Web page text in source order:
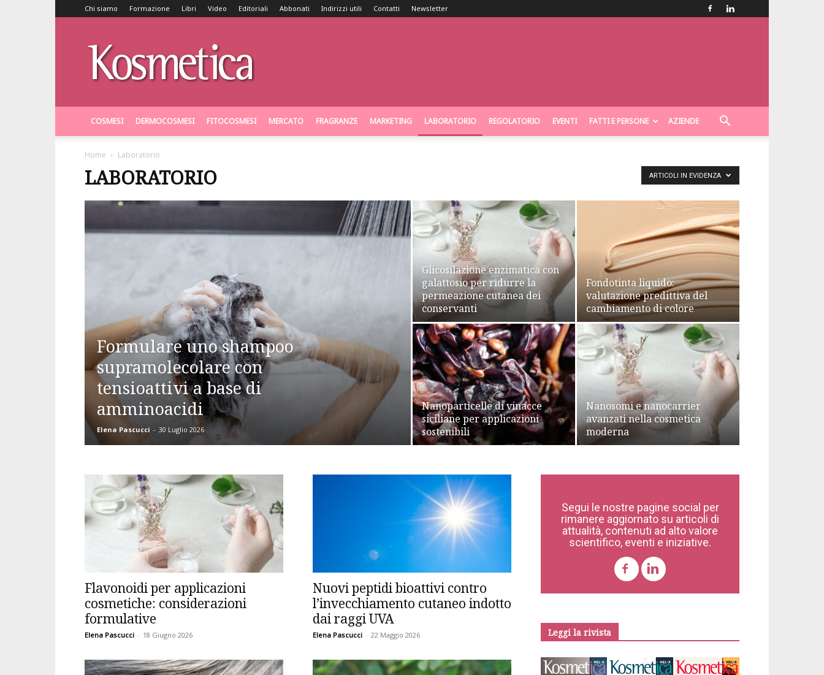
Chi siamo Formazione Libri Video Editoriali Abbonati Indirizzi utili Contatti Newsletter
COSMESI DERMOCOSMESI FITOCOSMESI MERCATO FRAGRANZE MARKETING LABORATORIO REGOLATORIO EVENTI FATTI E PERSONE AZIENDE
Home Laboratorio
LABORATORIO ARTICOLI IN EVIDENZA
Formulare uno shampoo
supramolecolare con
tensioattivi a base di
amminoacidi
Elena Pascucci - 30 Luglio 2026
Glicosilazione enzimatica con
galattosio per ridurre la
permeazione cutanea dei
conservanti
Fondotinta liquido:
valutazione predittiva del
cambiamento di colore
Nanoparticelle di vinacce
siciliane per applicazioni
sostenibili
Nanosomi e nanocarrier
avanzati nella cosmetica
moderna
Flavonoidi per applicazioni
cosmetiche: considerazioni
formulative
Elena Pascucci - 18 Giugno 2026
Nuovi peptidi bioattivi contro
l’invecchiamento cutaneo indotto
dai raggi UVA
Elena Pascucci - 22 Maggio 2026
Segui le nostre pagine social per
rimanere aggiornato su articoli di
attualità, contenuti ad alto valore
scientifico, eventi e iniziative.
Leggi la rivista